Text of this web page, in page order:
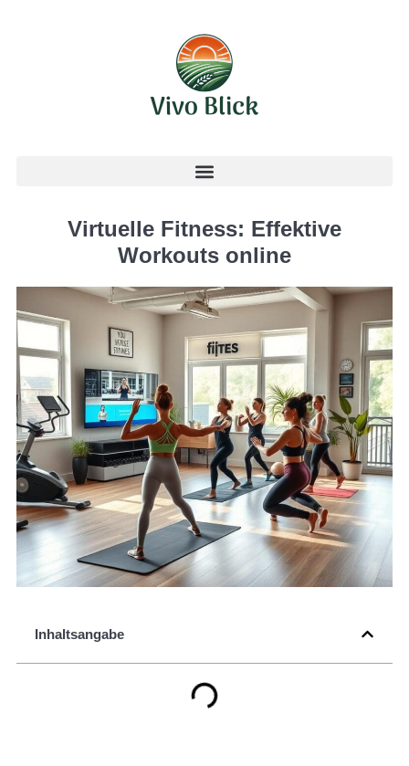
Virtuelle Fitness: Effektive
Workouts online
Inhaltsangabe